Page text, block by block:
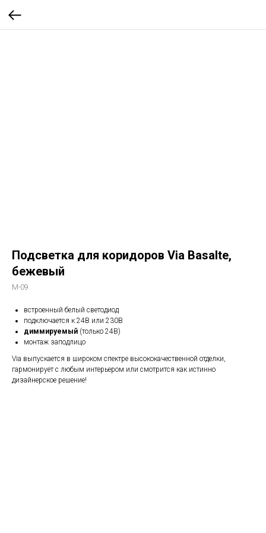
Подсветка для коридоров Via Basalte,
бежевый
M-09
встроенный белый светодиод
подключается к 24В или 230В
диммируемый (только 24В)
монтаж заподлицо
Via выпускается в широком спектре высококачественной отделки,
гармонирует с любым интерьером или смотрится как истинно
дизайнерское решение!